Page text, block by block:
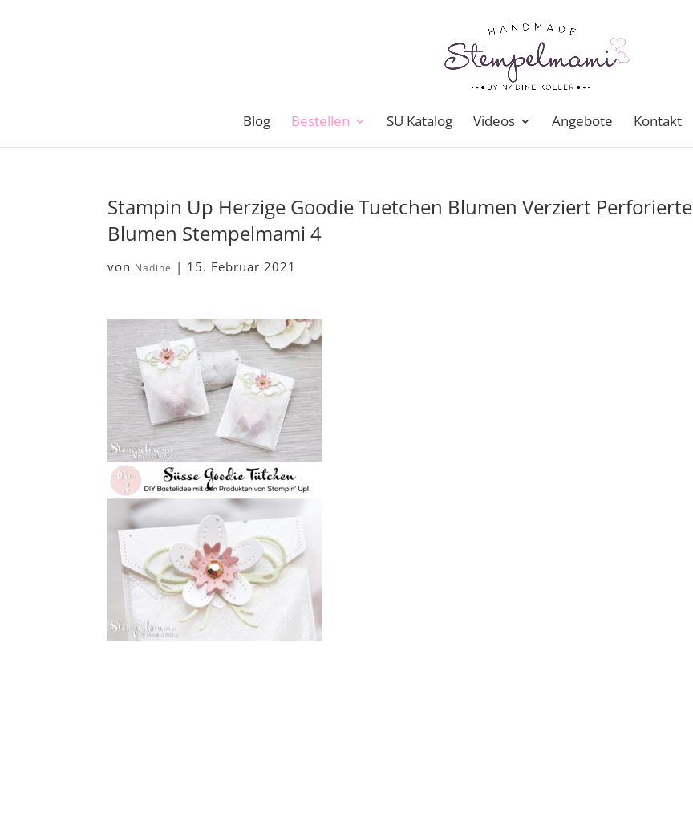
Blog Bestellen SU Katalog Videos Angebote Kontakt
Stampin Up Herzige Goodie Tuetchen Blumen Verziert Perforierte
Blumen Stempelmami 4
von Nadine | 15. Februar 2021